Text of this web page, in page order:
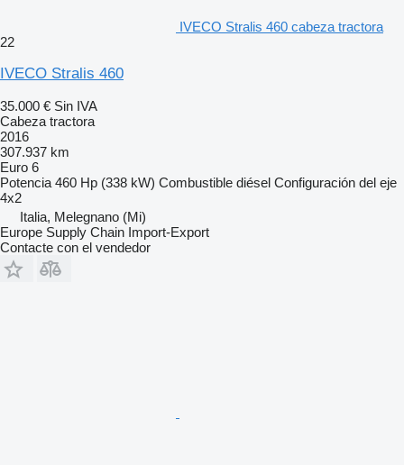
IVECO Stralis 460 cabeza tractora
22
IVECO Stralis 460
35.000 € Sin IVA
Cabeza tractora
2016
307.937 km
Euro 6
Potencia 460 Hp (338 kW) Combustible diésel Configuración del eje
4x2
Italia, Melegnano (Mi)
Europe Supply Chain Import-Export
Contacte con el vendedor